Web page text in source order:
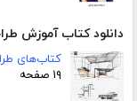
دانلود کتاب آموزش
کتاب‌های
۱۹ صفحه